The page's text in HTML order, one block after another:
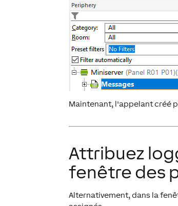
Maintenant, l'appelant créé
Attribuez
fenêtre des
Alternativement, dans la